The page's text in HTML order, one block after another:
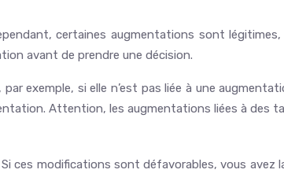
certaines augmentations sont
avant de prendre une décision.
exemple, si elle n’est pas liée à une
Attention, les augmentations liées à des
modifications sont défavorables, vous avez